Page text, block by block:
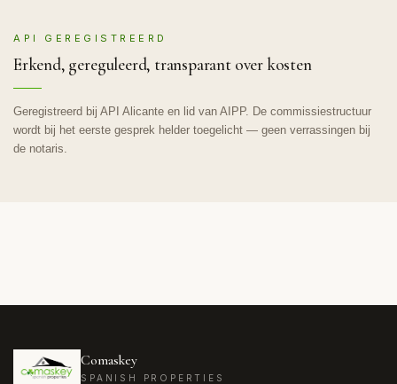
API GEREGISTREERD
Erkend, gereguleerd, transparant over kosten
Geregistreerd bij API Alicante en lid van AIPP. De commissiestructuur
wordt bij het eerste gesprek helder toegelicht — geen verrassingen bij
de notaris.
Comaskey
SPANISH PROPERTIES